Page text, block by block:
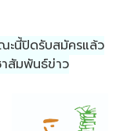
ะนี้ปิดรับสมัครแล้ว
สัมพันธ์ข่าว